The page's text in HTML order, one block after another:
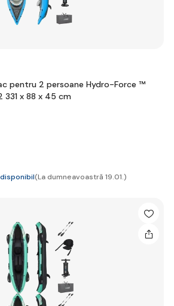
pentru 2 persoane Hydro-Force ™
331 x 88 x 45 cm
(La dumneavoastră 19.01.)